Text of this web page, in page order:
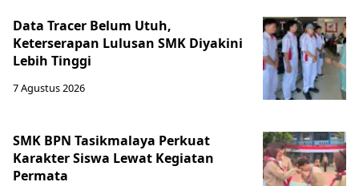
Data Tracer Belum Utuh,
Keterserapan Lulusan SMK Diyakini
Lebih Tinggi
7 Agustus 2026
SMK BPN Tasikmalaya Perkuat
Karakter Siswa Lewat Kegiatan
Permata